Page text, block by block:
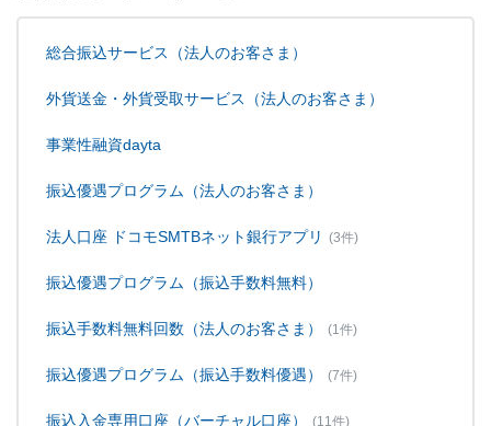
総合振込サービス（法人のお客さま）
外貨送金・外貨受取サービス（法人のお客さま）
事業性融資dayta
振込優遇プログラム（法人のお客さま）
法人口座 ドコモSMTBネット銀行アプリ (3件)
振込優遇プログラム（振込手数料無料）
振込手数料無料回数（法人のお客さま） (1件)
振込優遇プログラム（振込手数料優遇） (7件)
振込入金専用口座（バーチャル口座） (11件)